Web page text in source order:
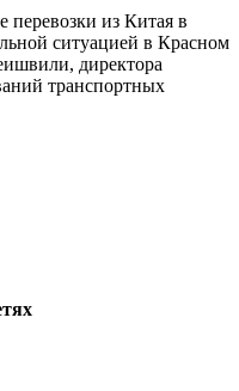
перевозки из Китая в
ситуацией в Красном
директора
транспортных